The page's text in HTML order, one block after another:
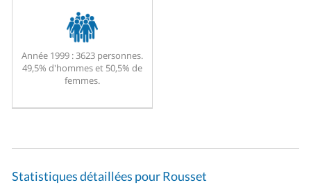
Année 1999 :3623 personnes.
49,5% d'hommes et 50,5% de
femmes.
Statistiques détaillées pour Rousset